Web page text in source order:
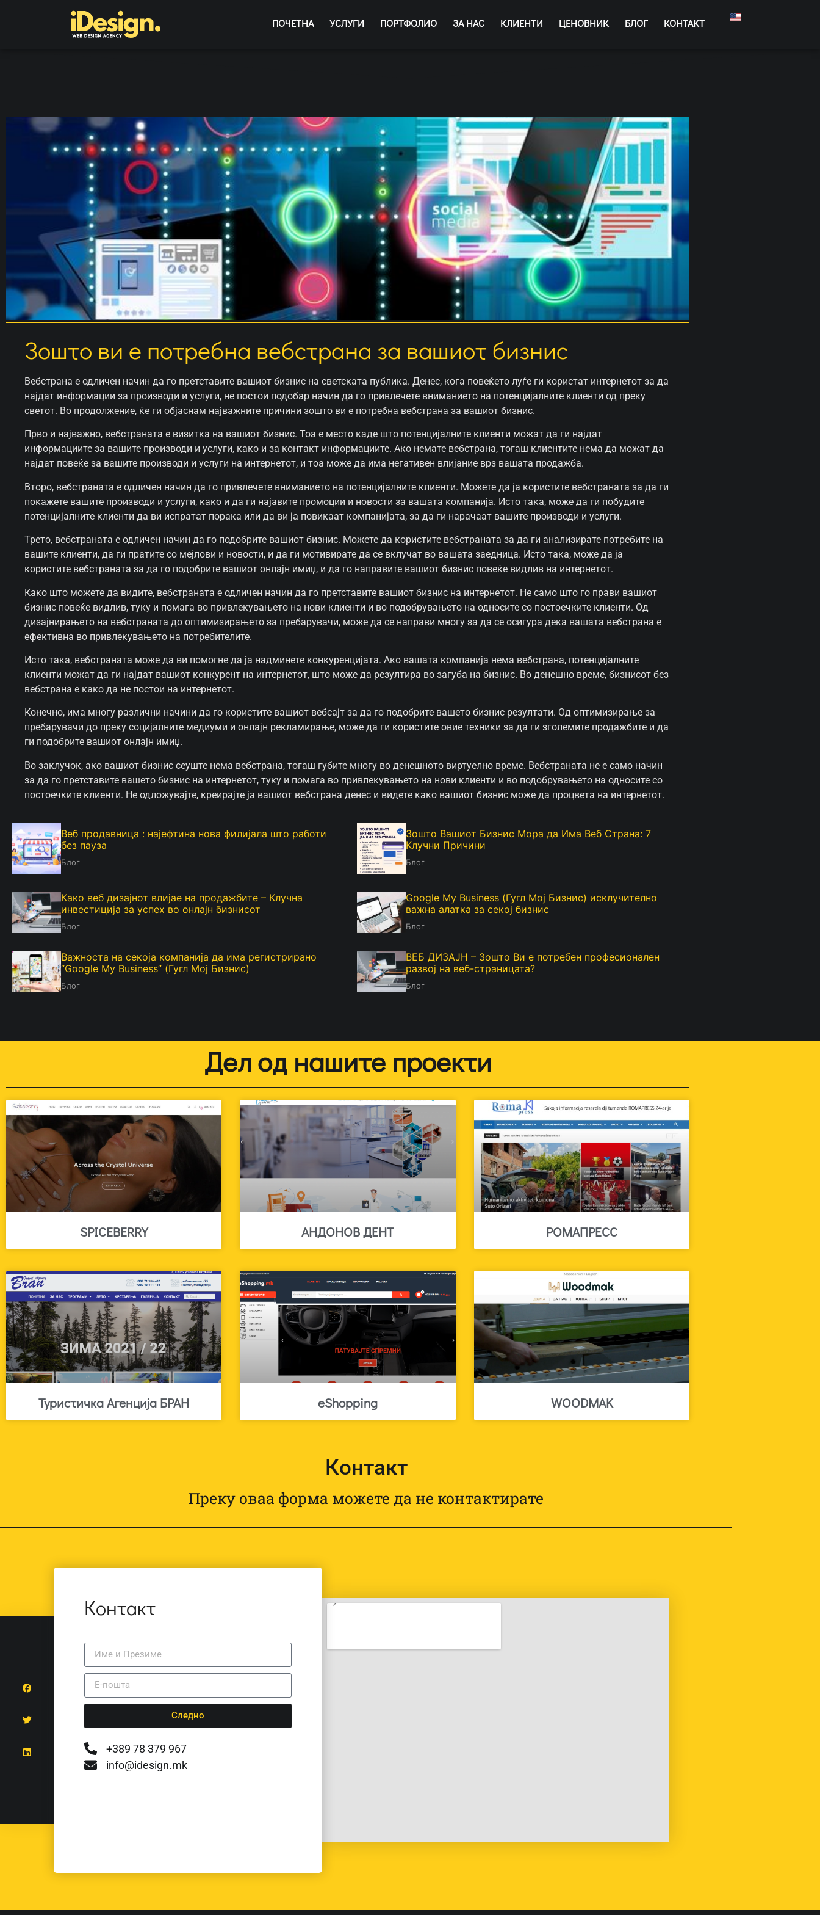
ПОЧЕТНА УСЛУГИ ПОРТФОЛИО ЗА НАС КЛИЕНТИ ЦЕНОВНИК БЛОГ КОНТАКТ
Зошто ви е потребна вебстрана за вашиот бизнис
Вебстрана е одличен начин да го претставите вашиот бизнис на светската публика. Денес, кога повеќето луѓе ги користат интернетот за да
најдат информации за производи и услуги, не постои подобар начин да го привлечете вниманието на потенцијалните клиенти од преку
светот. Во продолжение, ќе ги објаснам најважните причини зошто ви е потребна вебстрана за вашиот бизнис.
Прво и најважно, вебстраната е визитка на вашиот бизнис. Тоа е место каде што потенцијалните клиенти можат да ги најдат
информациите за вашите производи и услуги, како и за контакт информациите. Ако немате вебстрана, тогаш клиентите нема да можат да
најдат повеќе за вашите производи и услуги на интернетот, и тоа може да има негативен влијание врз вашата продажба.
Второ, вебстраната е одличен начин да го привлечете вниманието на потенцијалните клиенти. Можете да ја користите вебстраната за да ги
покажете вашите производи и услуги, како и да ги најавите промоции и новости за вашата компанија. Исто така, може да ги побудите
потенцијалните клиенти да ви испратат порака или да ви ја повикаат компанијата, за да ги нарачаат вашите производи и услуги.
Трето, вебстраната е одличен начин да го подобрите вашиот бизнис. Можете да користите вебстраната за да ги анализирате потребите на
вашите клиенти, да ги пратите со мејлови и новости, и да ги мотивирате да се вклучат во вашата заедница. Исто така, може да ја
користите вебстраната за да го подобрите вашиот онлајн имиџ, и да го направите вашиот бизнис повеќе видлив на интернетот.
Како што можете да видите, вебстраната е одличен начин да го претставите вашиот бизнис на интернетот. Не само што го прави вашиот
бизнис повеќе видлив, туку и помага во привлекувањето на нови клиенти и во подобрувањето на односите со постоечките клиенти. Од
дизајнирањето на вебстраната до оптимизирањето за пребарувачи, може да се направи многу за да се осигура дека вашата вебстрана е
ефективна во привлекувањето на потребителите.
Исто така, вебстраната може да ви помогне да ја надминете конкуренцијата. Ако вашата компанија нема вебстрана, потенцијалните
клиенти можат да ги најдат вашиот конкурент на интернетот, што може да резултира во загуба на бизнис. Во денешно време, бизнисот без
вебстрана е како да не постои на интернетот.
Конечно, има многу различни начини да го користите вашиот вебсајт за да го подобрите вашето бизнис резултати. Од оптимизирање за
пребарувачи до преку социјалните медиуми и онлајн рекламирање, може да ги користите овие техники за да ги зголемите продажбите и да
ги подобрите вашиот онлајн имиџ.
Во заклучок, ако вашиот бизнис сеуште нема вебстрана, тогаш губите многу во денешното виртуелно време. Вебстраната не е само начин
за да го претставите вашето бизнис на интернетот, туку и помага во привлекувањето на нови клиенти и во подобрувањето на односите со
постоечките клиенти. Не одложувајте, креирајте ја вашиот вебстрана денес и видете како вашиот бизнис може да процвета на интернетот.
Веб продавница : најефтина нова филијала што работи
без пауза
Блог
Зошто Вашиот Бизнис Мора да Има Веб Страна: 7
Клучни Причини
Блог
Како веб дизајнот влијае на продажбите – Клучна
инвестиција за успех во онлајн бизнисот
Блог
Google My Business (Гугл Мој Бизнис) исклучително
важна алатка за секој бизнис
Блог
Важноста на секоја компанија да има регистрирано
“Google My Business” (Гугл Мој Бизнис)
Блог
ВЕБ ДИЗАЈН – Зошто Ви е потребен професионален
развој на веб-страницата?
Блог
Дел од нашите проекти
SPICEBERRY АНДОНОВ ДЕНТ РОМАПРЕСС
Туристичка Агенција БРАН eShopping WOODMAK
Контакт
Преку оваа форма можете да не контактирате
Контакт
Следно
+389 78 379 967
info@idesign.mk